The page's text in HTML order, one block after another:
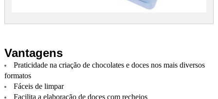
Vantagens
Praticidade na criação de chocolates e doces nos mais diversos
formatos
Fáceis de limpar
Facilita a elaboração de doces com recheios